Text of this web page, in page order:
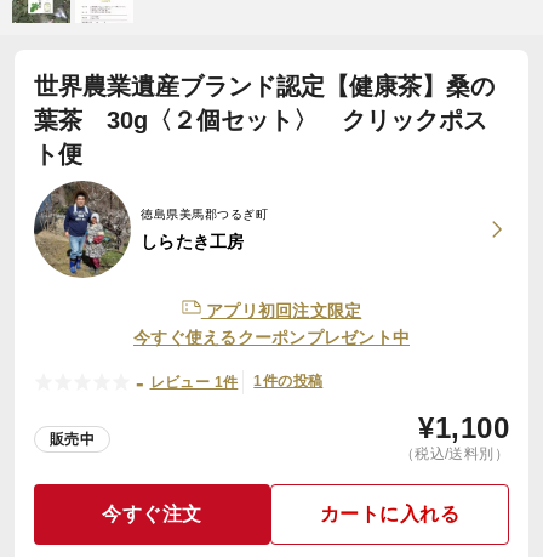
世界農業遺産ブランド認定【健康茶】桑の
葉茶 30g〈２個セット〉 クリックポス
ト便
徳島県美馬郡つるぎ町
しらたき工房
アプリ初回注文限定
今すぐ使えるクーポンプレゼント中
- レビュー 1件 1件の投稿
販売中 ¥1,100
（税込/送料別）
今すぐ注文 カートに入れる